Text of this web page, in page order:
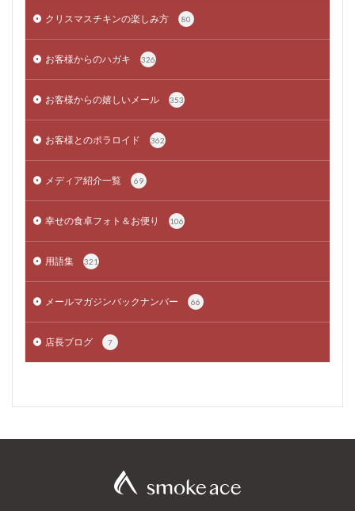
クリスマスチキンの楽しみ方 80
お客様からのハガキ 326
お客様からの嬉しいメール 353
お客様とのポラロイド 362
メディア紹介一覧 69
幸せの食卓フォト＆お便り 106
用語集 321
メールマガジンバックナンバー 66
店長ブログ 7